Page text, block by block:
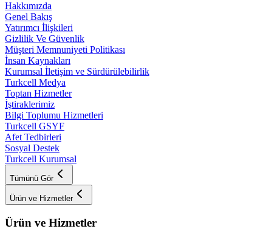
Hakkımızda
Genel Bakış
Yatırımcı İlişkileri
Gizlilik Ve Güvenlik
Müşteri Memnuniyeti Politikası
İnsan Kaynakları
Kurumsal İletişim ve Sürdürülebilirlik
Turkcell Medya
Toptan Hizmetler
İştiraklerimiz
Bilgi Toplumu Hizmetleri
Turkcell GSYF
Afet Tedbirleri
Sosyal Destek
Turkcell Kurumsal
Tümünü Gör
Ürün ve Hizmetler
Ürün ve Hizmetler